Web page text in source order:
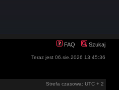
FAQ Szukaj
Teraz jest 06.sie.2026 13:45:36
Strefa czasowa: UTC + 2